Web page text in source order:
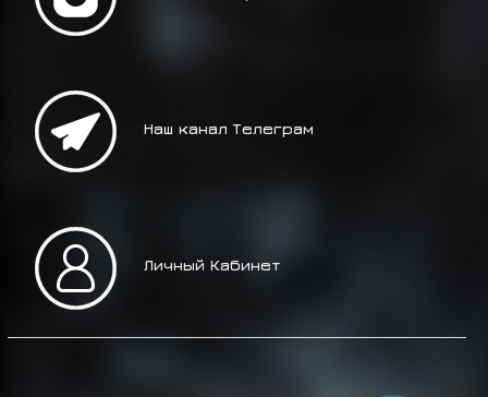
Наш канал Телеграм
Личный Кабинет